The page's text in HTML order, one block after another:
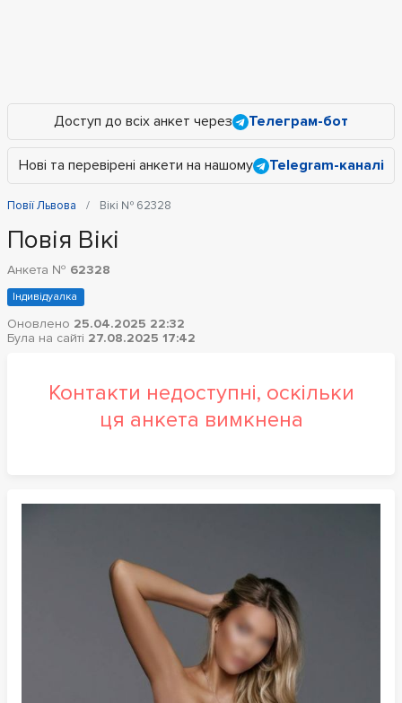
Доступ до всіх анкет через Телеграм-бот
Нові та перевірені анкети на нашому Telegram-каналі
Повії Львова Вікі № 62328
Повія Вікі
Анкета № 62328
Індивідуалка
Оновлено 25.04.2025 22:32
Була на сайті 27.08.2025 17:42
Контакти недоступні, оскільки
ця анкета вимкнена